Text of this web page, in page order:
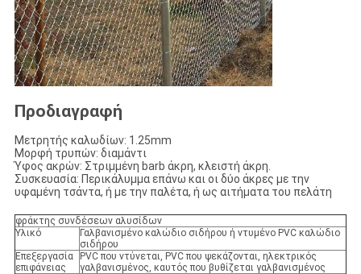
Προδιαγραφή
Μετρητής καλωδίων: 1.25mm
Μορφή τρυπών: διαμάντι
Ύφος ακρών: Στριμμένη barb άκρη, κλειστή άκρη.
Συσκευασία: Περικάλυμμα επάνω και οι δύο άκρες με την
υφαμένη τσάντα, ή με την παλέτα, ή ως αιτήματα του πελάτη
φράκτης συνδέσεων αλυσίδων
Υλικό
Γαλβανισμένο καλώδιο σιδήρου ή ντυμένο PVC καλώδιο
σιδήρου
Επεξεργασία
επιφάνειας
PVC που ντύνεται, PVC που ψεκάζονται, ηλεκτρικός
γαλβανισμένος, καυτός που βυθίζεται γαλβανισμένος